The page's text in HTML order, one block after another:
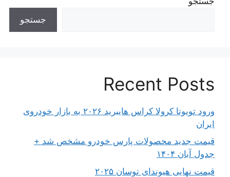
جستجو
Recent Posts
ورود تویوتا کرولا کراس هایبرید ۲۰۲۶ به بازار خودروی
ایران
قیمت جدید محصولات پارس خودرو مشخص شد +
جدول آبان ۱۴۰۴
قیمت نهایی هیوندای توسان ۲۰۲۵